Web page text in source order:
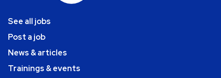
See all jobs
Post a job
News & articles
Trainings & events